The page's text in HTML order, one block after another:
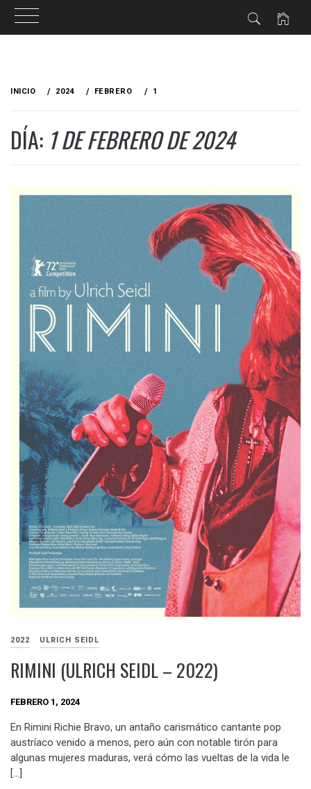
INICIO 2024 FEBRERO 1
DÍA: 1 DE FEBRERO DE 2024
2022 ULRICH SEIDL
RIMINI (ULRICH SEIDL – 2022)
FEBRERO 1, 2024
En Rimini Richie Bravo, un antaño carismático cantante pop
austríaco venido a menos, pero aún con notable tirón para
algunas mujeres maduras, verá cómo las vueltas de la vida le
[…]